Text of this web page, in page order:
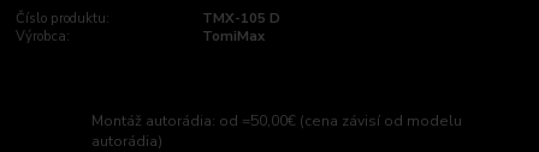
Číslo produktu:
TMX-105 D
Výrobca:
TomiMax
Montáž autorádia: od =50,00€ (cena závisí od modelu
autorádia)